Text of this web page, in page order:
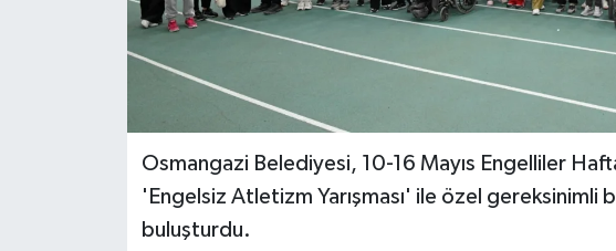
Osmangazi Belediyesi, 10-16 Mayıs Engelliler
'Engelsiz Atletizm Yarışması' ile özel
buluşturdu.